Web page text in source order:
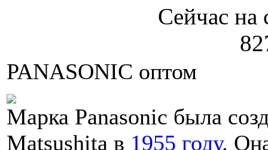
Сейчас на
PANASONIC оптом
Марка Panasonic была
Matsushita в 1955 году.